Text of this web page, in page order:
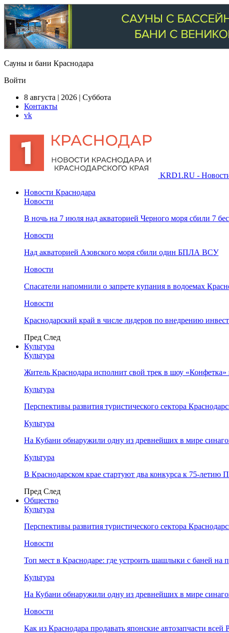
Сауны и бани Краснодара
Войти
8 августа | 2026 | Суббота
Контакты
vk
KRD1.RU - Новости
Новости Краснодара
Новости
В ночь на 7 июля над акваторией Черного моря сбили 7
Новости
Над акваторией Азовского моря сбили один БПЛА ВСУ
Новости
Спасатели напомнили о запрете купания в водоемах
Новости
Краснодарский край в числе лидеров по внедрению
Пред След
Культура
Культура
Житель Краснодара исполнит свой трек в шоу
Культура
Перспективы развития туристического сектора
Культура
На Кубани обнаружили одну из древнейших в мире
Культура
В Краснодарском крае стартуют два конкурса к 75-
Пред След
Общество
Культура
Перспективы развития туристического сектора
Новости
Топ мест в Краснодаре: где устроить шашлыки с баней на
Культура
На Кубани обнаружили одну из древнейших в мире
Новости
Как из Краснодара продавать японские автозапчасти